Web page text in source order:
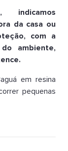
da casa ou
com a
ambiente,
em resina
pequenas